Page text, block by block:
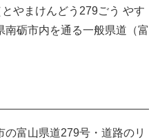
やまけんどう279ごう やす
砺市内を通る一般県道（富
富山県道279号・道路のリ